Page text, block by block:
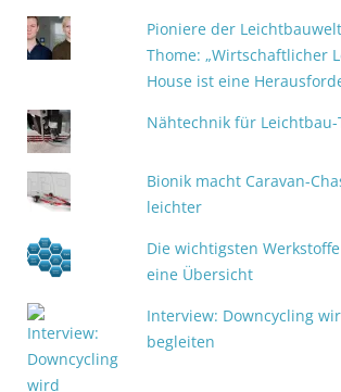
Pioniere der
Thome: „Wirtschaftlicher
House ist eine
Nähtechnik für Leichtbau-
Bionik macht Caravan-
leichter
Die wichtigsten
eine Übersicht
Interview: Downcycling
begleiten